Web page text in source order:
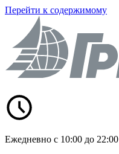
Перейти к содержимому
Ежедневно с 10:00 до 22:00